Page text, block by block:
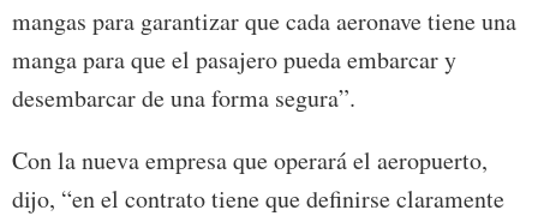
mangas para garantizar que cada aeronave tiene una
manga para que el pasajero pueda embarcar y
desembarcar de una forma segura”.
Con la nueva empresa que operará el aeropuerto,
dijo, “en el contrato tiene que definirse claramente